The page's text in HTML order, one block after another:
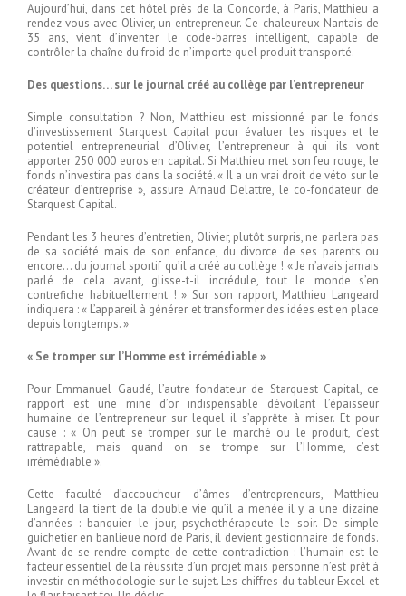
Aujourd’hui, dans cet hôtel près de la Concorde, à Paris, Matthieu a
rendez-vous avec Olivier, un entrepreneur. Ce chaleureux Nantais de
35 ans, vient d’inventer le code-barres intelligent, capable de
contrôler la chaîne du froid de n’importe quel produit transporté.
Des questions… sur le journal créé au collège par l’entrepreneur
Simple consultation ? Non, Matthieu est missionné par le fonds
d’investissement Starquest Capital pour évaluer les risques et le
potentiel entrepreneurial d’Olivier, l’entrepreneur à qui ils vont
apporter 250 000 euros en capital. Si Matthieu met son feu rouge, le
fonds n’investira pas dans la société. « Il a un vrai droit de véto sur le
créateur d’entreprise », assure Arnaud Delattre, le co-fondateur de
Starquest Capital.
Pendant les 3 heures d’entretien, Olivier, plutôt surpris, ne parlera pas
de sa société mais de son enfance, du divorce de ses parents ou
encore… du journal sportif qu’il a créé au collège ! « Je n’avais jamais
parlé de cela avant, glisse-t-il incrédule, tout le monde s’en
contrefiche habituellement ! » Sur son rapport, Matthieu Langeard
indiquera : « L’appareil à générer et transformer des idées est en place
depuis longtemps. »
« Se tromper sur l’Homme est irrémédiable »
Pour Emmanuel Gaudé, l’autre fondateur de Starquest Capital, ce
rapport est une mine d’or indispensable dévoilant l’épaisseur
humaine de l’entrepreneur sur lequel il s’apprête à miser. Et pour
cause : « On peut se tromper sur le marché ou le produit, c’est
rattrapable, mais quand on se trompe sur l’Homme, c’est
irrémédiable ».
Cette faculté d’accoucheur d’âmes d’entrepreneurs, Matthieu
Langeard la tient de la double vie qu’il a menée il y a une dizaine
d’années : banquier le jour, psychothérapeute le soir. De simple
guichetier en banlieue nord de Paris, il devient gestionnaire de fonds.
Avant de se rendre compte de cette contradiction : l’humain est le
facteur essentiel de la réussite d’un projet mais personne n’est prêt à
investir en méthodologie sur le sujet. Les chiffres du tableur Excel et